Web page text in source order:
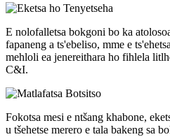
E nolofalletsa bokgoni bo ka
fapaneng a ts'ebeliso, mme e
mehloli ea jenereithara ho fihlela
C&I.
Fokotsa mesi e ntšang khabone,
u tšehetse merero e tala bakeng sa